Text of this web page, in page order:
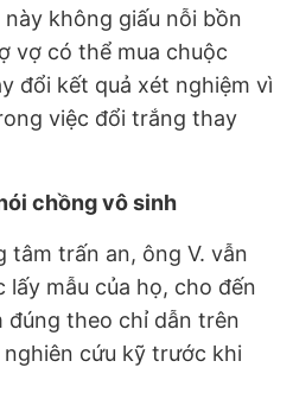
không giấu nỗi bồn
vợ có thể mua chuộc
đổi kết quả xét nghiệm vì
việc đổi trắng thay
chồng vô sinh
tâm trấn an, ông V. vẫn
mẫu của họ, cho đến
đúng theo chỉ dẫn trên
cứu kỹ trước khi